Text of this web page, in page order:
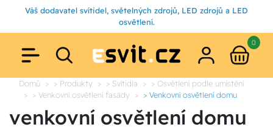
Váš dodavatel svítidel, světelných zdrojů, LED zdrojů a LED
osvětlení.
0
Domů > Produkty > Svítidla
> Osvětlení podle umístění
> Venkovní osvětlení fasády
> Venkovní osvětlení domu
venkovní osvětlení domu